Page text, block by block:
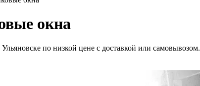
окна
по низкой цене с доставкой или самовывозом.